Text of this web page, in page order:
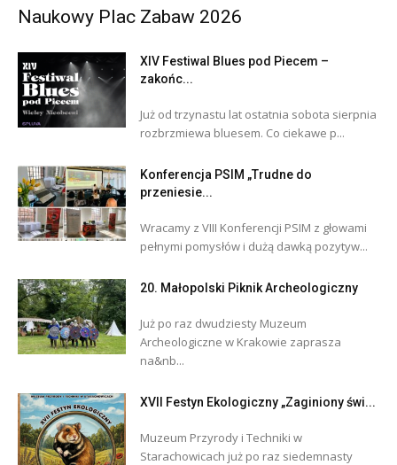
Naukowy Plac Zabaw 2026
XIV Festiwal Blues pod Piecem –
zakońc...
Już od trzynastu lat ostatnia sobota sierpnia
rozbrzmiewa bluesem. Co ciekawe p...
Konferencja PSIM „Trudne do
przeniesie...
Wracamy z VIII Konferencji PSIM z głowami
pełnymi pomysłów i dużą dawką pozytyw...
20. Małopolski Piknik Archeologiczny
Już po raz dwudziesty Muzeum
Archeologiczne w Krakowie zaprasza
na&nb...
XVII Festyn Ekologiczny „Zaginiony świ...
Muzeum Przyrody i Techniki w
Starachowicach już po raz siedemnasty